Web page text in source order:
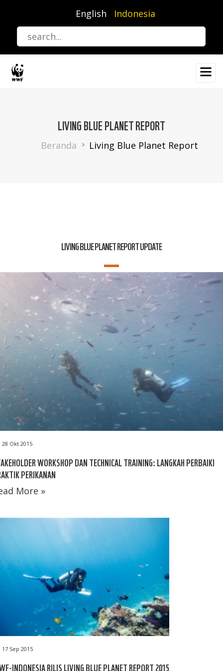
utama
English Indonesia
LIVING BLUE PLANET REPORT
Breadcrumb
Beranda Living Blue Planet Report
LIVING BLUE PLANET REPORT UPDATE
28 Okt 2015
WORKSHOP DAN TECHNICAL TRAINING: LANGKAH PERBAIKI
PERIKANAN
More »
17 Sep 2015
INDONESIA RILIS LIVING BLUE PLANET REPORT 2015